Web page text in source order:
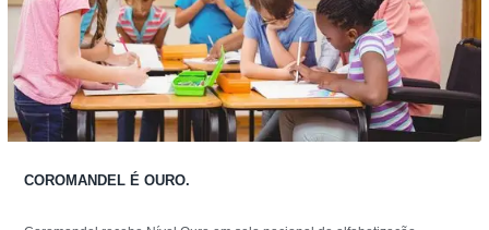
COROMANDEL É OURO.